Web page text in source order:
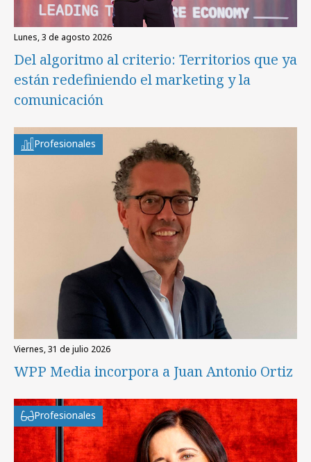
lunes, 3 de agosto 2026
Del algoritmo al criterio: Territorios que ya
están redefiniendo el marketing y la
comunicación
Profesionales
viernes, 31 de julio 2026
WPP Media incorpora a Juan Antonio Ortiz
Profesionales